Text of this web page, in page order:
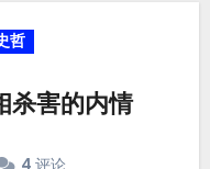
哲
杀害的内情